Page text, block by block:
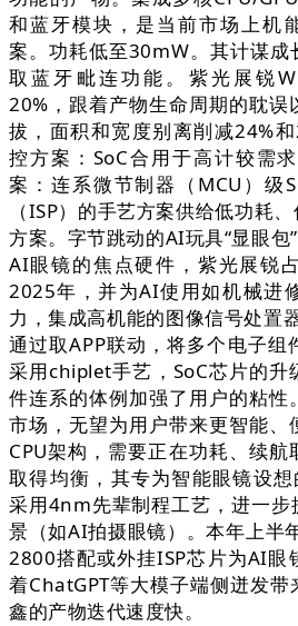
和蓝牙模块，是当前市场上机
案。功耗低至30mW。其计谋成
取蓝牙毗连功能。紫光展锐
20%，跟着产物生命周期的耽误
拔，面积和宽度别离削减24%
控方案：SoC合用于高计较需
案：连系微节制器（MCU）级
（ISP）的手艺方案供给低功耗
方案。字节跳动的AI玩具“显眼包
AI眼镜的焦点硬件，紫光展锐
2025年，并为AI使用如机械进
力，集成高机能的图像信号处置
通过取APP联动，将多个电子组
采用chiplet手艺，SoC芯片的升
件连系的体例加强了用户的粘性
市场，无望为用户带来更智能、
CPU架构，需要正在功耗、续航
取得均衡，其专为智能眼镜设
采用4nm先辈制程工艺，进一步
景（如AI拍摄眼镜）。本年上半
2800搭配或外挂ISP芯片为AI眼
着ChatGPT等大模子端侧迸发
鑫的产物迭代速度快。